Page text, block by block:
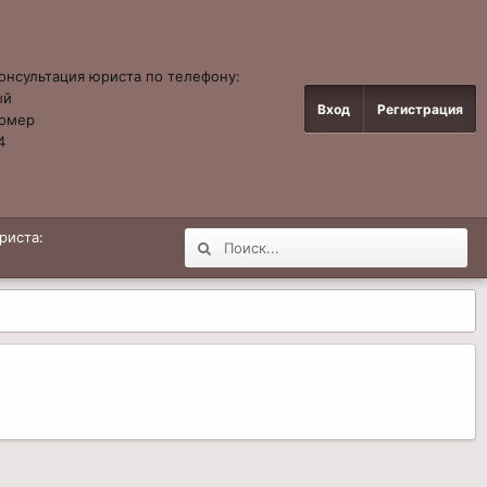
юриста по телефону:
Вход Регистрация